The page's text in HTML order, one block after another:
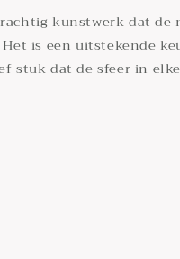
kunstwerk dat
is een uitstekende
stuk dat de sfeer in